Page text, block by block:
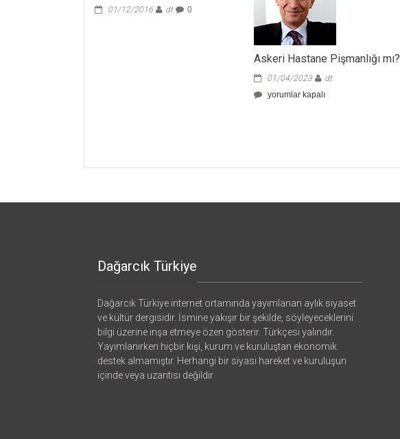
01/12/2016 dt 0
Askeri Hastane Pişmanlığı mı?
01/04/2023
dt
Askeri
yorumlar kapalı
Dağarcık Türkiye
Dağarcık Türkiye internet ortamında yayımlanan aylık siyaset
ve kültür dergisidir. İsmine yakışır bir şekilde, söyleyeceklerini
bilgi üzerine inşa etmeye özen gösterir. Türkçesi yalındır.
Yayımlanırken hiçbir kişi, kurum ve kuruluştan ekonomik
destek almamıştır. Herhangi bir siyasi hareket ve kuruluşun
içinde veya uzantısı değildir